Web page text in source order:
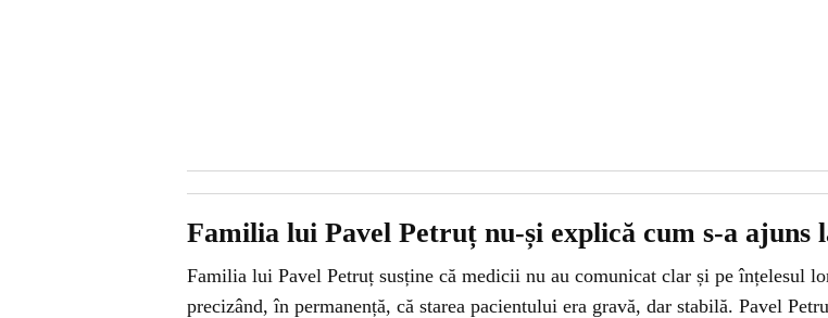
Familia lui Pavel Petruț nu-și explică cum s-a ajuns
Familia lui Pavel Petruț susține că medicii nu au comunicat clar și pe înțelesul
precizând, în permanență, că starea pacientului era gravă, dar stabilă. Pavel